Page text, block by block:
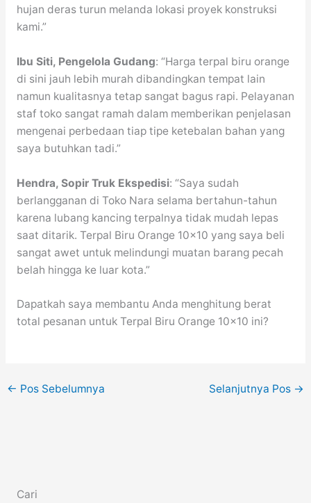
hujan deras turun melanda lokasi proyek konstruksi
kami.”
Ibu Siti, Pengelola Gudang: “Harga terpal biru orange
di sini jauh lebih murah dibandingkan tempat lain
namun kualitasnya tetap sangat bagus rapi. Pelayanan
staf toko sangat ramah dalam memberikan penjelasan
mengenai perbedaan tiap tipe ketebalan bahan yang
saya butuhkan tadi.”
Hendra, Sopir Truk Ekspedisi: “Saya sudah
berlangganan di Toko Nara selama bertahun-tahun
karena lubang kancing terpalnya tidak mudah lepas
saat ditarik. Terpal Biru Orange 10×10 yang saya beli
sangat awet untuk melindungi muatan barang pecah
belah hingga ke luar kota.”
Dapatkah saya membantu Anda menghitung berat
total pesanan untuk Terpal Biru Orange 10×10 ini?
← Pos Sebelumnya Selanjutnya Pos →
Cari